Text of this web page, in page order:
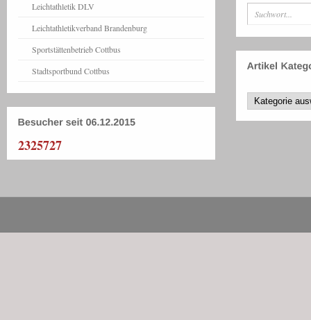
Leichtathletik DLV
Leichtathletikverband Brandenburg
Sportstättenbetrieb Cottbus
Stadtsportbund Cottbus
2325727